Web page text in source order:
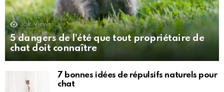
35k Views
5 dangers de l’été que tout propriétaire de
chat doit connaître
7 bonnes idées de répulsifs naturels pour
chat